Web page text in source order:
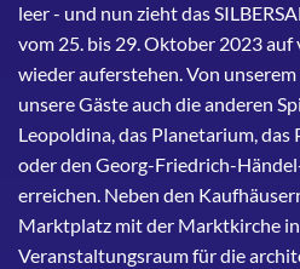
leer - und nun zieht das
vom 25. bis 29. Oktober 2023
wieder auferstehen. Von
unsere Gäste auch die anderen
Leopoldina, das Planetarium,
oder den Georg-Friedrich-
erreichen. Neben den
Marktplatz mit der Marktkirche
Veranstaltungsraum für die